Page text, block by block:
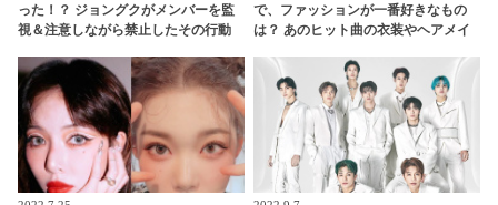
った！？ ジョングクがメンバーを監
視＆注意しながら禁止したその行動
れっぱなしなメンバー＆一生懸命す
ぎるジョングクのやりとりが面白す
ぎると話題に
で、ファッションが一番好きなもの
は？ あのヒット曲の衣装やヘアメイ